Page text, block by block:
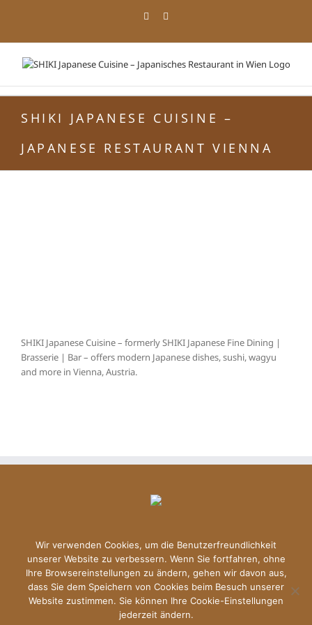
Facebook
SHIKI JAPANESE CUISINE –
JAPANESE RESTAURANT VIENNA
SHIKI Japanese Cuisine – formerly SHIKI Japanese Fine Dining |
Brasserie | Bar – offers modern Japanese dishes, sushi, wagyu
and more in Vienna, Austria.
Copyright © 2026 Shiki | All Rights Reserved |Datenschutzerklärung
|Imprint
Wir verwenden Cookies, um die Benutzerfreundlichkeit
unserer Website zu verbessern. Wenn Sie fortfahren, ohne
Ihre Browsereinstellungen zu ändern, gehen wir davon aus,
dass Sie dem Speichern von Cookies beim Besuch unserer
Website zustimmen. Sie können Ihre Cookie-Einstellungen
jederzeit ändern.